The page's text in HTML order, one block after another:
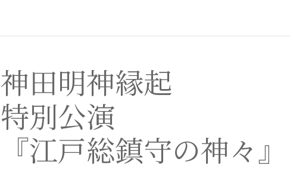
神田明神縁起
特別公演
『江戸総鎮守の神々』